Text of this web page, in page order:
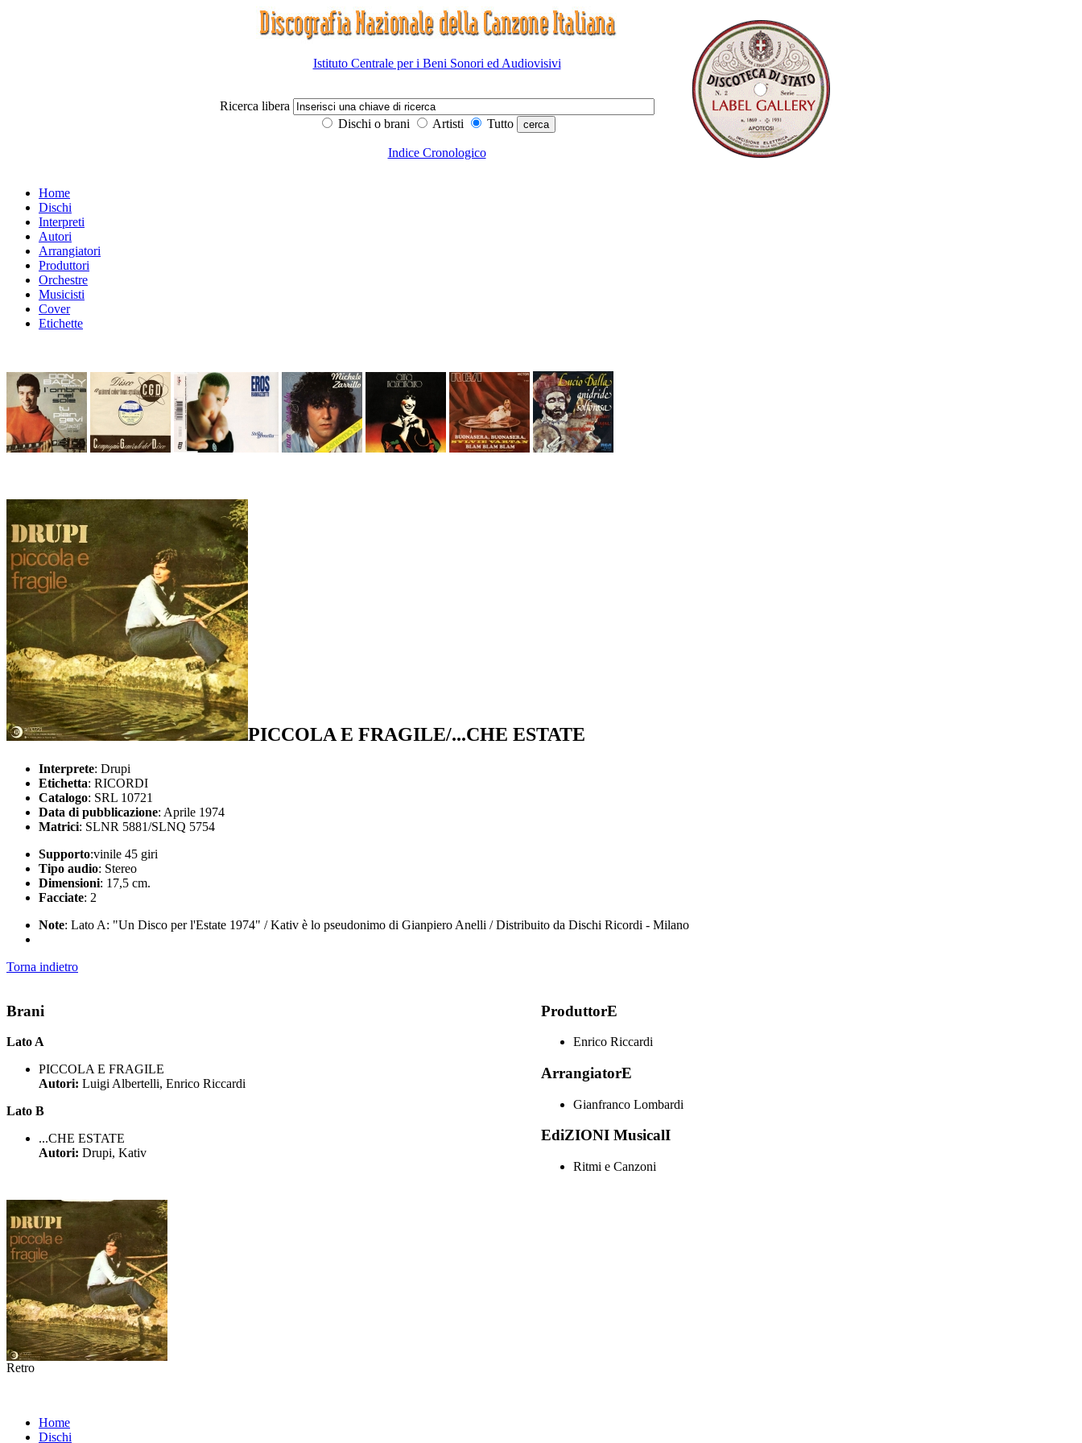
Istituto Centrale per i Beni Sonori ed Audiovisivi
Ricerca libera
Dischi o brani
Artisti Tutto
Indice Cronologico
Home
Dischi
Interpreti
Autori
Arrangiatori
Produttori
Orchestre
Musicisti
Cover
Etichette
PICCOLA E FRAGILE/...CHE ESTATE
Interprete: Drupi
Etichetta: RICORDI
Catalogo: SRL 10721
Data di pubblicazione: Aprile 1974
Matrici: SLNR 5881/SLNQ 5754
Supporto:vinile 45 giri
Tipo audio: Stereo
Dimensioni: 17,5 cm.
Facciate: 2
Note: Lato A: "Un Disco per l'Estate 1974" / Kativ è lo pseudonimo di Gianpiero Anelli / Distribuito da Dischi Ricordi - Milano
Torna indietro
Brani
Lato A
PICCOLA E FRAGILE
Autori: Luigi Albertelli, Enrico Riccardi
Lato B
...CHE ESTATE
Autori: Drupi, Kativ
ProduttorE
Enrico Riccardi
ArrangiatorE
Gianfranco Lombardi
EdiZIONI MusicalI
Ritmi e Canzoni
Retro
Home
Dischi